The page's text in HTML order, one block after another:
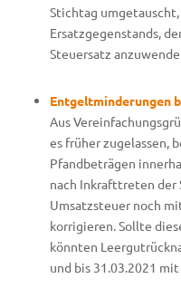
Stichtag
Ersatzgegenstands,
Steuersatz
Entgeltminderungen
Aus
es früher zugelassen,
Pfandbeträgen
nach Inkrafttreten der
Umsatzsteuer noch
korrigieren. Sollte
könnten
und bis 31.03.2021